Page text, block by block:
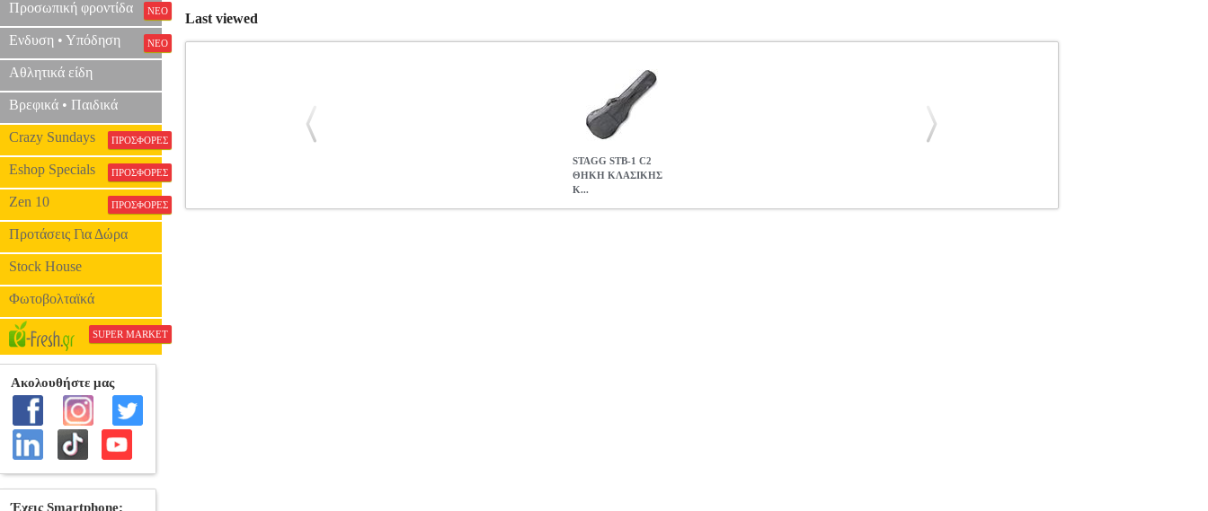
Προσωπική φροντίδα ΝΕΟ
Ενδυση • Υπόδηση ΝΕΟ
Αθλητικά είδη
Βρεφικά • Παιδικά
Crazy Sundays ΠΡΟΣΦΟΡΕΣ
Eshop Specials ΠΡΟΣΦΟΡΕΣ
Zen 10 ΠΡΟΣΦΟΡΕΣ
Προτάσεις Για Δώρα
Stock House
Φωτοβολταϊκά
SUPER MARKET
Last viewed
STAGG STB-1 C2
ΘΗΚΗ ΚΛΑΣΙΚΗΣ
Κ...
STAGG STB-1 C2 ΘΗΚΗ ΚΛΑΣΙΚΗΣ ΚΙΘΑΡΑΣ 1/2